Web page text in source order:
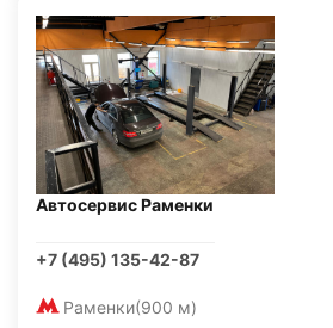
Автосервис Раменки
+7 (495) 135-42-87
Раменки(900 м)